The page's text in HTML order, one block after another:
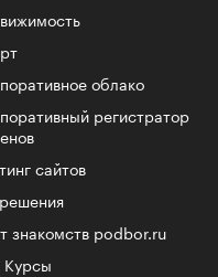
облако
регистратор
сайтов
знакомств podbor.ru
Курсы